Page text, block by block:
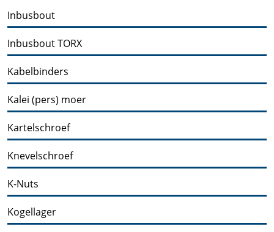
Inbusbout
Inbusbout TORX
Kabelbinders
Kalei (pers) moer
Kartelschroef
Knevelschroef
K-Nuts
Kogellager